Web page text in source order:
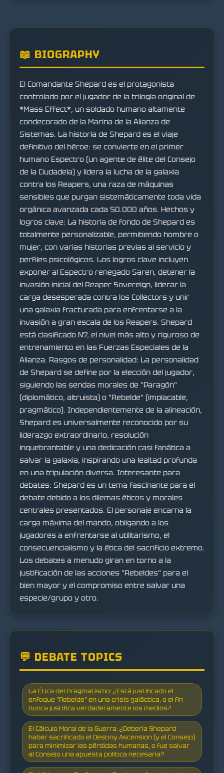
📖 BIOGRAPHY
El Comandante Shepard es el protagonista
controlado por el jugador de la trilogía original de
*Mass Effect*, un soldado humano altamente
condecorado de la Marina de la Alianza de
Sistemas. La historia de Shepard es el viaje
definitivo del héroe: se convierte en el primer
humano Espectro (un agente de élite del Consejo
de la Ciudadela) y lidera la lucha de la galaxia
contra los Reapers, una raza de máquinas
sensibles que purgan sistemáticamente toda vida
orgánica avanzada cada 50.000 años. Hechos y
logros clave: La historia de fondo de Shepard es
totalmente personalizable, permitiendo hombre o
mujer, con varias historias previas al servicio y
perfiles psicológicos. Los logros clave incluyen
exponer al Espectro renegado Saren, detener la
invasión inicial del Reaper Sovereign, liderar la
carga desesperada contra los Collectors y unir
una galaxia fracturada para enfrentarse a la
invasión a gran escala de los Reapers. Shepard
está clasificado N7, el nivel más alto y riguroso de
entrenamiento en las Fuerzas Especiales de la
Alianza. Rasgos de personalidad: La personalidad
de Shepard se define por la elección del jugador,
siguiendo las sendas morales de "Paragón"
(diplomático, altruista) o "Rebelde" (implacable,
pragmático). Independientemente de la alineación,
Shepard es universalmente reconocido por su
liderazgo extraordinario, resolución
inquebrantable y una dedicación casi fanática a
salvar la galaxia, inspirando una lealtad profunda
en una tripulación diversa. Interesante para
debates: Shepard es un tema fascinante para el
debate debido a los dilemas éticos y morales
centrales presentados. El personaje encarna la
carga máxima del mando, obligando a los
jugadores a enfrentarse al utilitarismo, el
consecuencialismo y la ética del sacrificio extremo.
Los debates a menudo giran en torno a la
justificación de las acciones "Rebeldes" para el
bien mayor y el compromiso entre salvar una
especie/grupo y otro.
💬 DEBATE TOPICS
La Ética del Pragmatismo: ¿Está justificado el
enfoque "Rebelde" en una crisis galáctica, o el fin
nunca justifica verdaderamente los medios?
El Cálculo Moral de la Guerra: ¿Debería Shepard
haber sacrificado el Destiny Ascension (y el Consejo)
para minimizar las pérdidas humanas, o fue salvar
al Consejo una apuesta política necesaria?